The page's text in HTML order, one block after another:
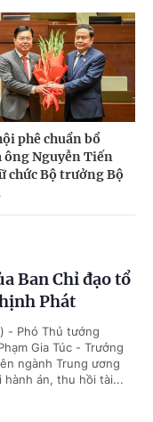
phê chuẩn bổ
ông Nguyễn Tiến
chức Bộ trưởng Bộ
Ban Chỉ đạo tổ
Phát
- Phó Thủ tướng
Gia Túc - Trưởng
ngành Trung ương
án, thu hồi tài...